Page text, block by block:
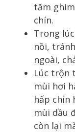
tăm
chín.
Trong
nồi,
ngoài,
Lúc trộn
mùi hơi
hấp chín
mùi dầu
còn lại